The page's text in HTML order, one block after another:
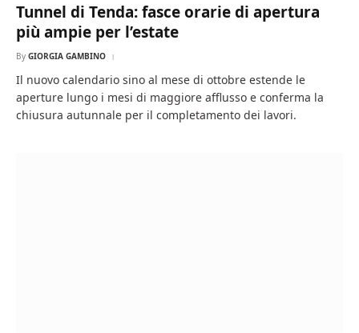
Tunnel di Tenda: fasce orarie di apertura
più ampie per l’estate
By GIORGIA GAMBINO
Il nuovo calendario sino al mese di ottobre estende le
aperture lungo i mesi di maggiore afflusso e conferma la
chiusura autunnale per il completamento dei lavori.